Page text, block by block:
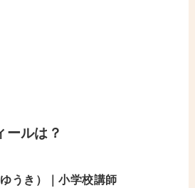
ールは？
うき）｜小学校講師